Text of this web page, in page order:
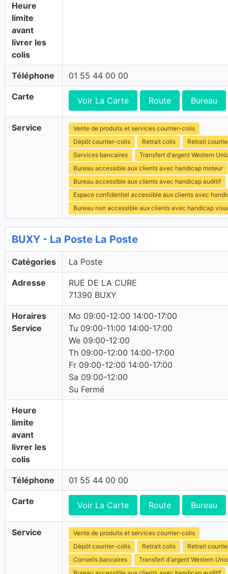
Heure
limite
avant
livrer les
colis
Téléphone 01 55 44 00 00
Carte Voir La Carte Route Bureau
Service
Vente de produits et services courrier-colis
Dépôt courrier-colis
Retrait colis
Retrait
Services bancaires
Transfert d'argent Western
Bureau accessible aux clients avec handicap moteur
Bureau accessible aux clients avec handicap auditif
Espace confidentiel accessible aux clients avec
Bureau non accessible aux clients avec handicap
BUXY - La Poste La Poste
Catégories La Poste
Adresse
RUE DE LA CURE
71390 BUXY
Horaires
Service
Mo 09:00-12:00 14:00-17:00
Tu 09:00-11:00 14:00-17:00
We 09:00-12:00
Th 09:00-12:00 14:00-17:00
Fr 09:00-12:00 14:00-17:00
Sa 09:00-12:00
Su Fermé
Heure
limite
avant
livrer les
colis
Téléphone 01 55 44 00 00
Carte Voir La Carte Route Bureau
Service
Vente de produits et services courrier-colis
Dépôt courrier-colis
Retrait colis
Retrait
Conseils bancaires
Transfert d'argent Western